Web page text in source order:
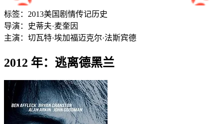
标签： 2013美国 剧情传记历史
导演：
史蒂夫·麦奎因
主演： 切瓦特·埃加福迈克尔·法斯宾德
2012 年：逃离德黑兰